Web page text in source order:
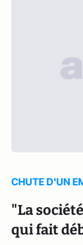
CHUTE D'UN
"La
qui fait